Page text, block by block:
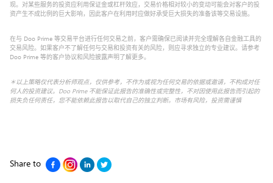
现。对某些服务的投资应利用保证金或杠杆效应，交易价格相对较小的变动可能会对客户的投
资产生不成比例的巨大影响，因此客户在利用时应做好承受巨大损失的准备该等交易设施。
在与 Doo Prime 等交易平台进行任何交易之前，客户需确保已阅读并完全理解各自金融工具的
交易风险。如果客户不了解任何与交易和投资有关的风险，则应寻求独立的专业建议。请参考
Doo Prime 等的客户协议和风险披露声明了解更多。
＊以上策略仅代表分析师观点，仅供参考，不作为或视为任何交易的依据或邀请，不构成对任
何人的投资建议。Doo Prime 不能保证此报告的准确性或完整性，不对因使用此报告而引起的
损失负任何责任，您不能依赖此报告以取代自己的独立判断。市场有风险，投资需谨慎
Share to